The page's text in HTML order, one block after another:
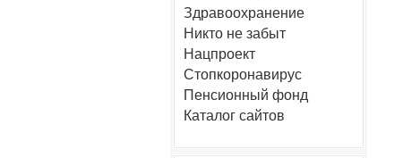
Здравоохранение
Никто не забыт
Нацпроект
Стопкоронавирус
Пенсионный фонд
Каталог сайтов